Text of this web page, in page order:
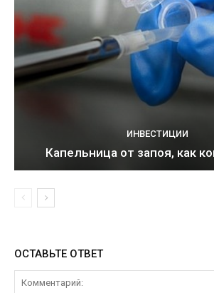
ИНВЕСТИЦИИ
Капельница от запоя, как
ОСТАВЬТЕ ОТВЕТ